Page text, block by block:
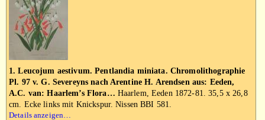
1. Leucojum aestivum. Pentlandia miniata. Chromolithographie
Pl. 97 v. G. Severeyns nach Arentine H. Arendsen aus: Eeden,
A.C. van: Haarlem’s Flora… Haarlem, Eeden 1872-81. 35,5 x 26,8
cm. Ecke links mit Knickspur. Nissen BBI 581.
Details anzeigen…